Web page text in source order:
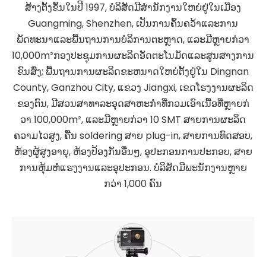
ສ້າງຕັ້ງຂຶ້ນໃນປີ 1997, ບໍລິສັດມີສໍານັກງານໃຫຍ່ຢູ່ໃນເມືອງ
Guangming, Shenzhen, ເປັນການຄົ້ນຄວ້າແລະການ
ພັດທະນາແລະພື້ນຖານການບໍລິການຕະຫຼາດ, ແລະມີຫຼາຍກ່ວາ
10,000m²ກອງປະຊຸມການຜະລິດອັດຕະໂນມັດແລະສູນສາງການ
ຂົນສົ່ງ; ພື້ນຖານການຜະລິດຂະຫນາດໃຫຍ່ຕັ້ງຢູ່ໃນ Dingnan
County, Ganzhou City, ແຂວງ Jiangxi, ເຂດໂຮງງານຜະລິດ
ຂອງຕົນ, ມີສວນສາທາລະອຸດສາຫະກໍາທີ່ກວມເອົາເນື້ອທີ່ຫຼາຍກ່
ວາ 100,000m², ແລະມີຫຼາຍກ່ວາ 10 SMT ສາຍການຜະລິດ
ຄວາມໄວສູງ, ຄື້ນ soldering ສາຍ plug-in, ສາຍການທົດສອບ,
ຫ້ອງຜູ້ສູງອາຍຸ, ຫ້ອງປ້ອງກັນອື່ນໆ, ອຸປະກອນການປະກອບ, ສາຍ
ການຫຸ້ມຫໍ່ແຮງງານແລະອຸປະກອນ. ບໍລິສັດມີພະນັກງານຫຼາຍ
ກວ່າ 1,000 ຄົນ